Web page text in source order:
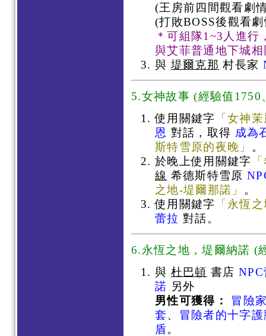
(王房前四間觀看劇
(打敗BOSS後觀看
＊可組隊1~3人進
與艾菲普通地下城相
與 堤爾克那 村長家
5.女神故事 (經驗值1750
使用關鍵字 「女神
恩 對話，取得 成為
斯特雪原的夜晚」
。
於晚上使用關鍵字
線 希德斯特雪原
之地-堤爾那諾」
。
使用關鍵字 「永恆
蕾拉 對話。
6.永恆之地，堤爾納諾 (
與 杜巴頓 書店
諾 另外
男性可獲得：
冒險
套、
冒險者的十字
盾。